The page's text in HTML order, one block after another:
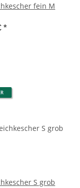
fein M
*
S grob